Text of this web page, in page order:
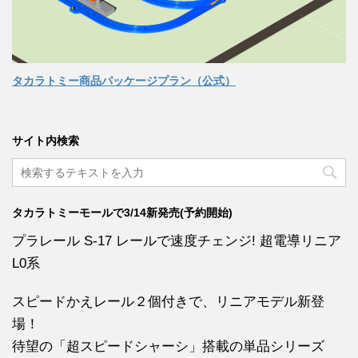
タカラトミー商品パッケージプラン（公式）
サイト内検索
タカラトミーモールで3/14新発売(予約開始)
プラレール S-17 レールで速度チェンジ! 超電導リニア
L0系
スピードかえレール２個付きで、リニアモデル新登
場！
待望の「超スピードシャーシ」搭載の単品シリーズ